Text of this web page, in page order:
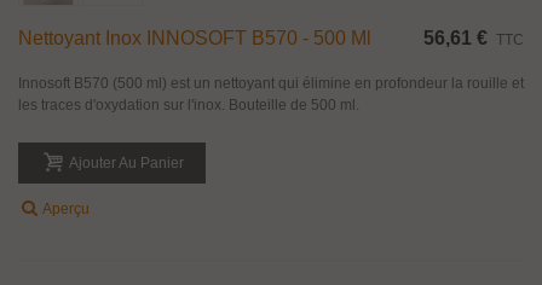
Nettoyant Inox INNOSOFT B570 - 500 Ml 56,61 € TTC
Innosoft B570 (500 ml) est un nettoyant qui élimine en profondeur la rouille et
les traces d'oxydation sur l'inox. Bouteille de 500 ml.
Ajouter Au Panier
Aperçu